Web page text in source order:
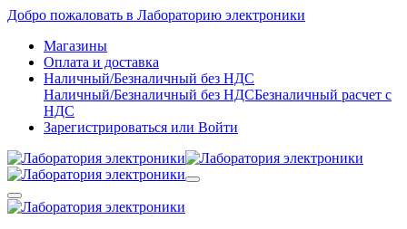
Добро пожаловать в Лабораторию электроники
Магазины
Оплата и доставка
Наличный/Безналичный без НДС
Наличный/Безналичный без НДСБезналичный расчет с
НДС
Зарегистрироваться или Войти